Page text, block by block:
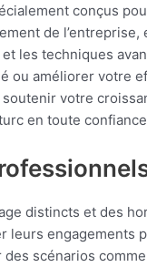
conçus
de
les techniques
ou améliorer votre
votre
en toute
distincts et des
leurs engagements
scénarios